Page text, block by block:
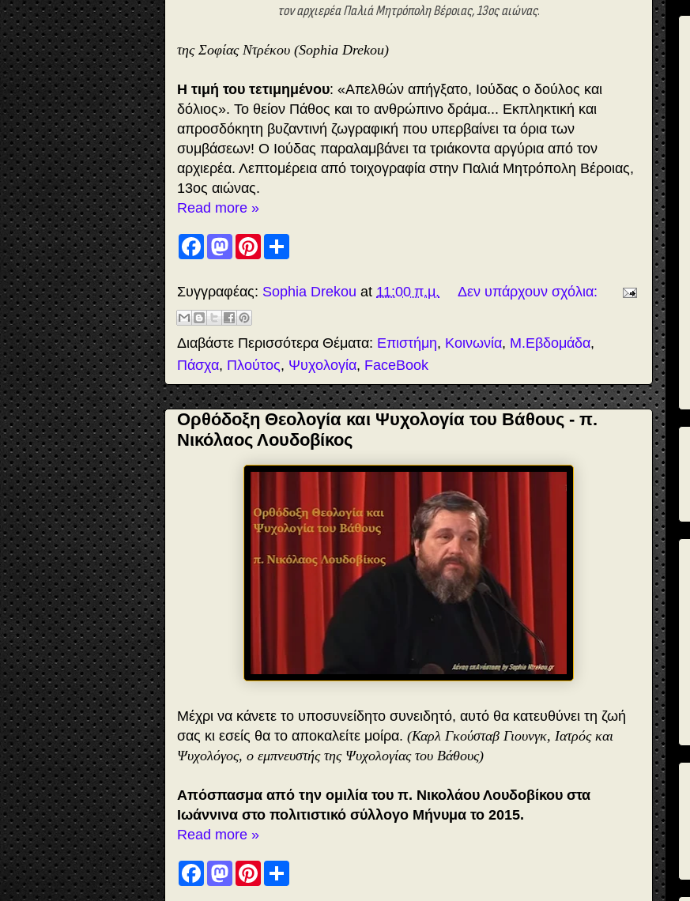
τον αρχιερέα Παλιά Μητρόπολη Βέροιας, 13ος αιώνας.
της Σοφίας Ντρέκου (Sophia Drekou)
Η τιμή του τετιμημένου: «Απελθών απήγξατο, Ιούδας ο δούλος και
δόλιος». Το θείον Πάθος και το ανθρώπινο δράμα... Εκπληκτική και
απροσδόκητη βυζαντινή ζωγραφική που υπερβαίνει τα όρια των
συμβάσεων! Ο Ιούδας παραλαμβάνει τα τριάκοντα αργύρια από τον
αρχιερέα. Λεπτομέρεια από τοιχογραφία στην Παλιά Μητρόπολη Βέροιας,
13ος αιώνας.
Read more »
F
a
b
o
o
k
M
a
o
o
n
P
e
t
e
Συγγραφέας: Sophia Drekou at 11:00 π.μ. Δεν υπάρχουν σχόλια:
Διαβάστε Περισσότερα Θέματα: Επιστήμη, Κοινωνία, Μ.Εβδομάδα,
Πάσχα, Πλούτος, Ψυχολογία, FaceBook
Ορθόδοξη Θεολογία και Ψυχολογία του Βάθους - π.
Νικόλαος Λουδοβίκος
Μέχρι να κάνετε το υποσυνείδητο συνειδητό, αυτό θα κατευθύνει τη ζωή
σας κι εσείς θα το αποκαλείτε μοίρα. (Καρλ Γκούσταβ Γιουνγκ, Ιατρός και
Ψυχολόγος, ο εμπνευστής της Ψυχολογίας του Βάθους)
Απόσπασμα από την ομιλία του π. Νικολάου Λουδοβίκου στα
Ιωάννινα στο πολιτιστικό σύλλογο Μήνυμα το 2015.
Read more »
F
a
M
a
P